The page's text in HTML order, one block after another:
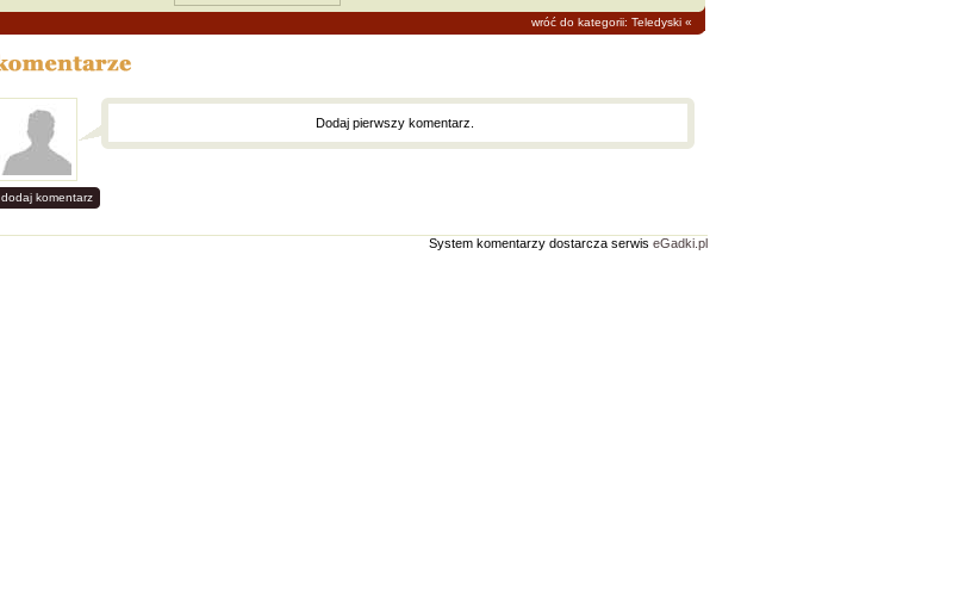
wróć do kategorii: Teledyski«
Dodaj pierwszy komentarz.
dodaj komentarz
System komentarzy dostarcza serwis eGadki.pl